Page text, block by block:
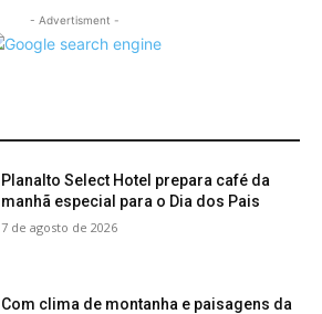
- Advertisment -
Planalto Select Hotel prepara café da
manhã especial para o Dia dos Pais
7 de agosto de 2026
Com clima de montanha e paisagens da